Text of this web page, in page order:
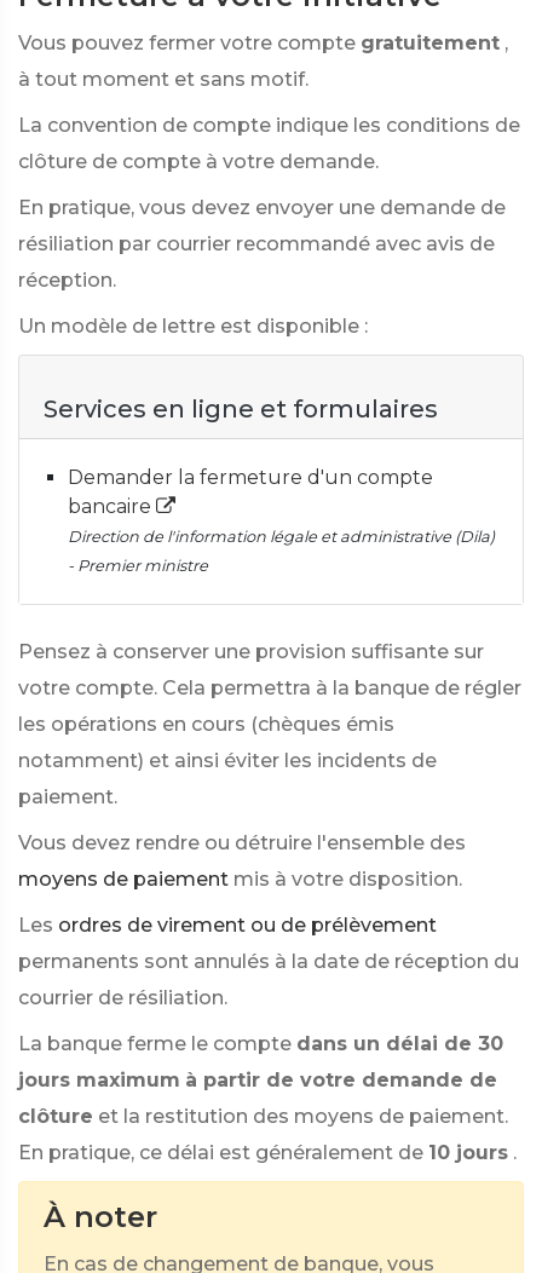
Vous pouvez fermer votre compte gratuitement ,
à tout moment et sans motif.
La convention de compte indique les conditions de
clôture de compte à votre demande.
En pratique, vous devez envoyer une demande de
résiliation par courrier recommandé avec avis de
réception.
Un modèle de lettre est disponible :
Services en ligne et formulaires
Demander la fermeture d'un compte
bancaire
Direction de l'information légale et administrative (Dila)
- Premier ministre
Pensez à conserver une provision suffisante sur
votre compte. Cela permettra à la banque de régler
les opérations en cours (chèques émis
notamment) et ainsi éviter les incidents de
paiement.
Vous devez rendre ou détruire l'ensemble des
moyens de paiement mis à votre disposition.
Les ordres de virement ou de prélèvement
permanents sont annulés à la date de réception du
courrier de résiliation.
La banque ferme le compte dans un délai de 30
jours maximum à partir de votre demande de
clôture et la restitution des moyens de paiement.
En pratique, ce délai est généralement de 10 jours .
À noter
En cas de changement de banque, vous